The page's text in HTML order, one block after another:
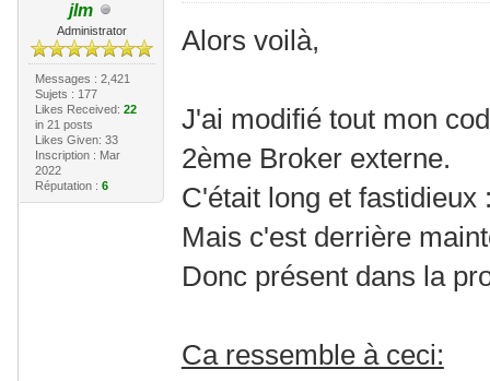
jlm
Administrator
Messages : 2,421
Sujets : 177
Likes Received: 22
in 21 posts
Likes Given: 33
Inscription : Mar
2022
Réputation : 6
Alors voilà,
J'ai modifié tout mon
2ème Broker externe.
C'était long et
Mais c'est derrière
Donc présent dans la
Ca ressemble à ceci: